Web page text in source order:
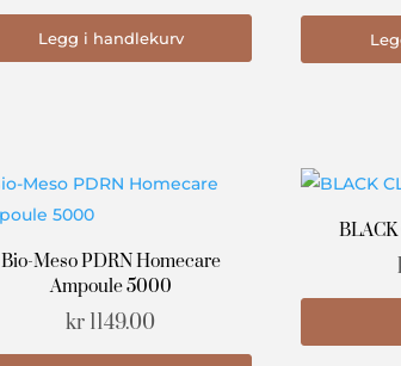
Legg i handlekurv
Bio-Meso PDRN Homecare
Ampoule 5000
kr 1149.00